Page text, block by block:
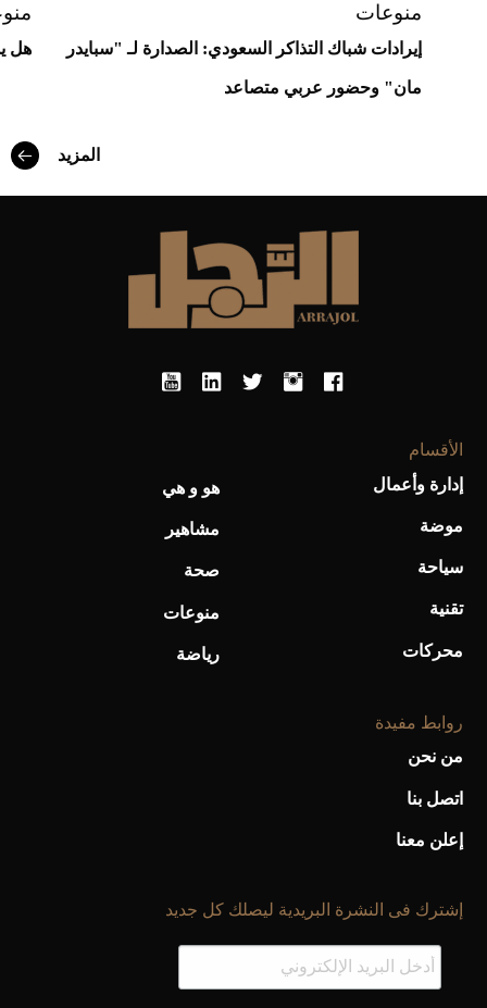
أحذية Mary Jane: ترف وأناقة للرجال
منوعات
إيرادات شباك التذاكر السعودي: الصدارة لـ "سبايدر
مان" وحضور عربي متصاعد
هل
المزيد
الأقسام
إدارة وأعمال
موضة
سياحة
تقنية
محركات
هو و هي
مشاهير
صحة
منوعات
رياضة
روابط مفيدة
من نحن
اتصل بنا
إعلن معنا
إشترك فى النشرة البريدية ليصلك كل جديد